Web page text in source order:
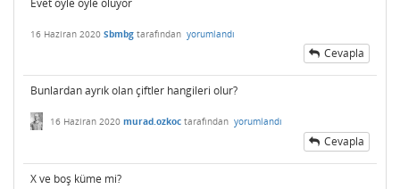
16 Haziran 2020 Sbmbg tarafından yorumlandı
Cevapla
Bunlardan ayrık olan çiftler hangileri olur?
16 Haziran 2020 murad.ozkoc tarafından yorumlandı
Cevapla
X ve boş küme mi?